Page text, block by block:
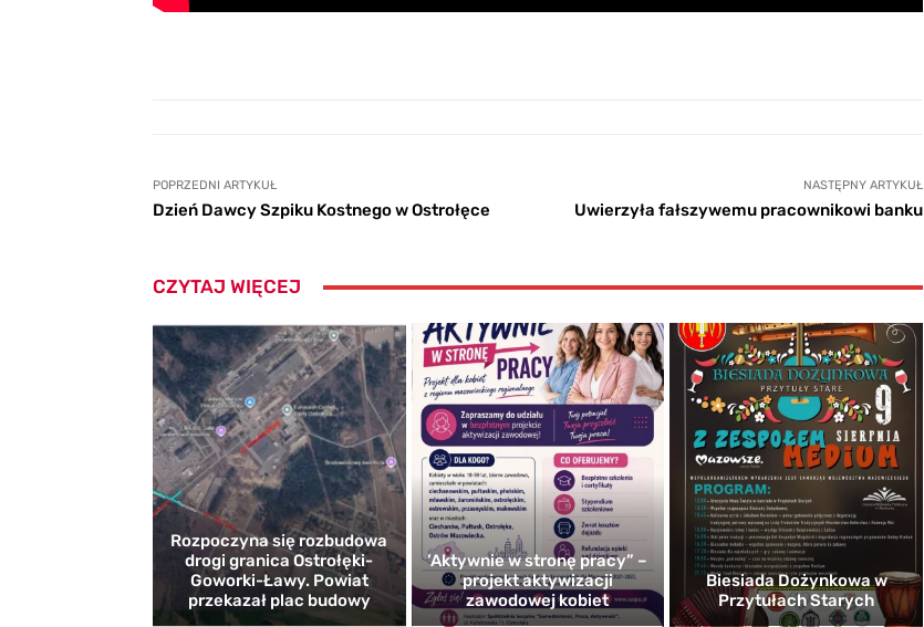
POPRZEDNI ARTYKUŁ
Dzień Dawcy Szpiku Kostnego w Ostrołęce
NASTĘPNY ARTYKUŁ
Uwierzyła fałszywemu pracownikowi banku
CZYTAJ WIĘCEJ
Rozpoczyna się rozbudowa
drogi granica Ostrołęki-
Goworki-Ławy. Powiat
przekazał plac budowy
’Aktywnie w stronę pracy” –
projekt aktywizacji
zawodowej kobiet
Biesiada Dożynkowa w
Przytułach Starych